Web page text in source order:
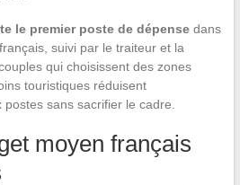
le premier poste de dépensedans
suivi par le traiteur et la
qui choisissent des zones
touristiques réduisent
sans sacrifier le cadre.
moyen français